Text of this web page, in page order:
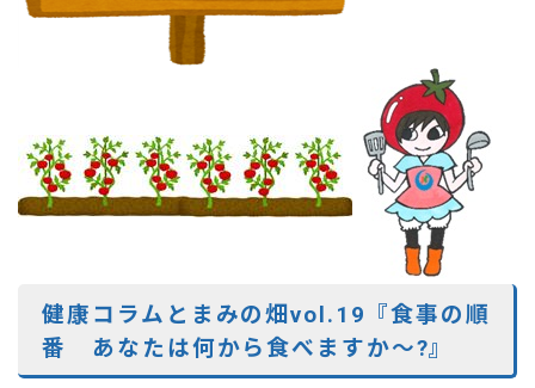
健康コラムとまみの畑vol.19『食事の順
番 あなたは何から食べますか～?』